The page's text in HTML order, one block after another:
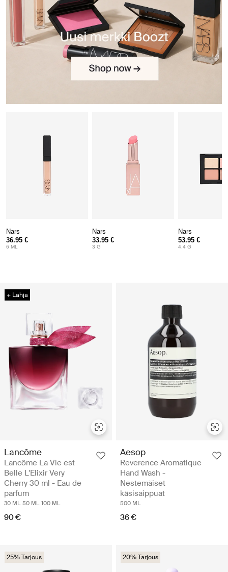
+ Lahja
Lancôme
Lancôme La Vie est
Belle L'Elixir Very
Cherry 30 ml - Eau de
parfum
30 ML 50 ML 100 ML
90 €
Aesop
Reverence Aromatique
Hand Wash -
Nestemäiset
käsisaippuat
500 ML
36 €
25% Tarjous 20% Tarjous
Nars
36.95 €
6 ML
Nars
33.95 €
3 G
Nars
53.95 €
4.4 G